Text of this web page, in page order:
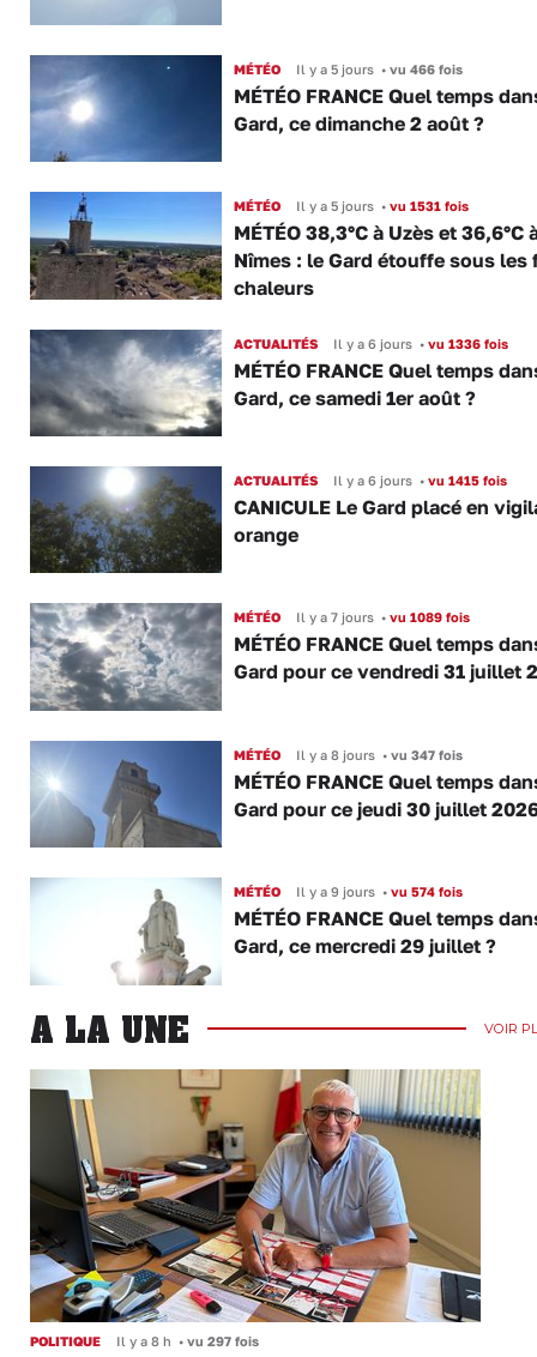
MÉTÉO Il y a 5 jours •vu 466 fois
MÉTÉO FRANCE Quel temps
Gard, ce dimanche 2 août ?
MÉTÉO Il y a 5 jours •vu 1531 fois
MÉTÉO 38,3°C à Uzès et 36,6°C
Nîmes : le Gard étouffe sous les
chaleurs
ACTUALITÉS Il y a 6 jours •vu 1336 fois
MÉTÉO FRANCE Quel temps
Gard, ce samedi 1er août ?
ACTUALITÉS Il y a 6 jours •vu 1415 fois
CANICULE Le Gard placé en
orange
MÉTÉO Il y a 7 jours •vu 1089 fois
MÉTÉO FRANCE Quel temps
Gard pour ce vendredi 31 juillet
MÉTÉO Il y a 8 jours •vu 347 fois
MÉTÉO FRANCE Quel temps
Gard pour ce jeudi 30 juillet
MÉTÉO Il y a 9 jours •vu 574 fois
MÉTÉO FRANCE Quel temps
Gard, ce mercredi 29 juillet ?
A LA UNE VOIR
POLITIQUE Il y a 8 h • vu 297 fois